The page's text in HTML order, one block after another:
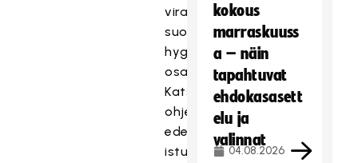
viranomaisten
suosituksia
hygieniakäytöntöjen
osalta.
Katsojia
ohjeistetaan
edelleen
istumaan
kokous
marraskuuss
a – näin
tapahtuvat
ehdokasasett
elu ja
valinnat
04.08.2026